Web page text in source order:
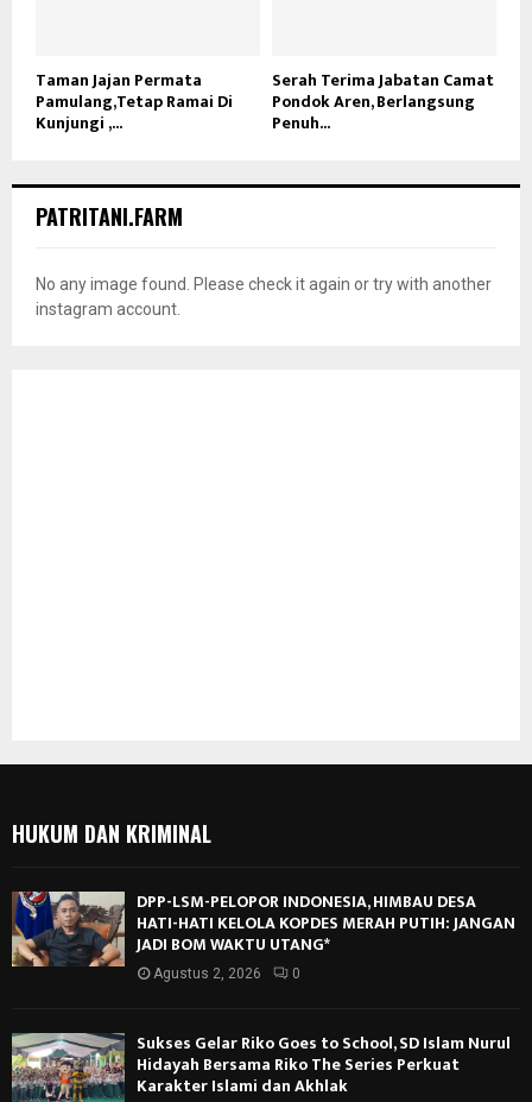
Taman Jajan Permata
Pamulang,Tetap Ramai Di
Kunjungi ,...
Serah Terima Jabatan Camat
Pondok Aren, Berlangsung
Penuh...
PATRITANI.FARM
No any image found. Please check it again or try with another
instagram account.
HUKUM DAN KRIMINAL
DPP-LSM-PELOPOR INDONESIA, HIMBAU DESA
HATI-HATI KELOLA KOPDES MERAH PUTIH: JANGAN
JADI BOM WAKTU UTANG*
Agustus 2, 2026 0
Sukses Gelar Riko Goes to School, SD Islam Nurul
Hidayah Bersama Riko The Series Perkuat
Karakter Islami dan Akhlak